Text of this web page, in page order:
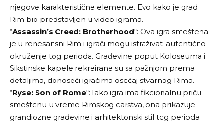
njegove karakteristične elemente. Evo kako je grad
Rim bio predstavljen u video igrama.
“Assassin’s Creed: Brotherhood“: Ova igra smeštena
je u renesansni Rim i igrači mogu istraživati autentično
okruženje tog perioda. Građevine poput Koloseuma i
Sikstinske kapele rekreirane su sa pažnjom prema
detaljima, donoseći igračima osećaj stvarnog Rima.
“Ryse: Son of Rome“: Iako igra ima fikcionalnu priču
smeštenu u vreme Rimskog carstva, ona prikazuje
grandiozne građevine i arhitektonski stil tog perioda.